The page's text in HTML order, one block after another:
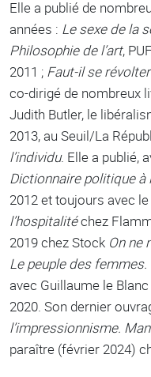
Elle a publié de
années : Le sexe de la
Philosophie de l’art,
2011 ; Faut-il se révolter
co-dirigé de nombreux
Judith Butler, le
2013, au Seuil/La
l’individu. Elle a publié,
Dictionnaire politique à
2012 et toujours avec
l’hospitalitéchez
2019 chez Stock On ne
Le peuple des
avec Guillaume le
2020. Son dernier
l’impressionnisme.
paraître (février 2024)